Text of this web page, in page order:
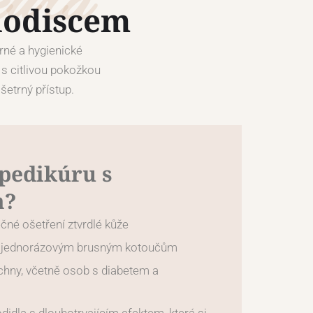
a hygienické
citlivou pokožkou
přístup.
s
ošetření ztvrdlé kůže
brusným kotoučům
včetně osob s diabetem a